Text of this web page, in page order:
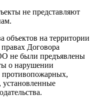
не представляют
объектов на территории
Договора
не были предъявлены
о нарушении
противопожарных,